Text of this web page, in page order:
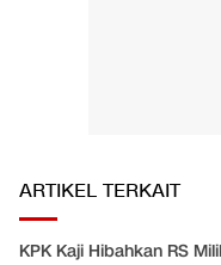
ARTIKEL TERKAIT
KPK Kaji Hibahkan RS